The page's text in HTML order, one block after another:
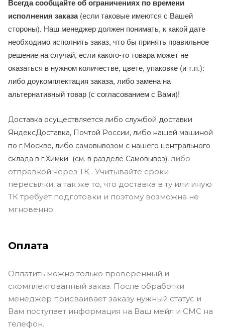
Всегда сообщайте об ограничениях по времени
исполнения заказа(если таковые имеются с Вашей
стороны). Наш менеджер должен понимать, к какой дате
необходимо исполнить заказ, что бы принять правильное
решение на случай, если какого-то товара может не
оказаться в нужном количестве, цвете, упаковке (и т.п.):
либо доукомплектация заказа, либо замена на
альтернативный товар (с согласованием с Вами)!
Доставка осуществляется либо службой доставки
ЯндексДоставка, Почтой России, либо нашей машиной
по г.Москве, либо самовывозом с нашего центрального
склада в г.Химки (см. в разделе Самовывоз), либо
отправкой через ТК . Учитывайте сроки
пересылки, а так же то, что доставка в ту или иную
ТК требует подготовки и поэтому возможна не
мгновенно.
Оплата
Оплатить можно только проверенный и
скомплектованный заказ. После обработки
менеджер присваивает заказу нужный статус и
Вам поступает информация на Ваш мейл и СМС на
телефон.